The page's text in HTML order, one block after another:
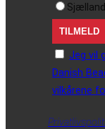
Jeg vil
Danish
vilkårene